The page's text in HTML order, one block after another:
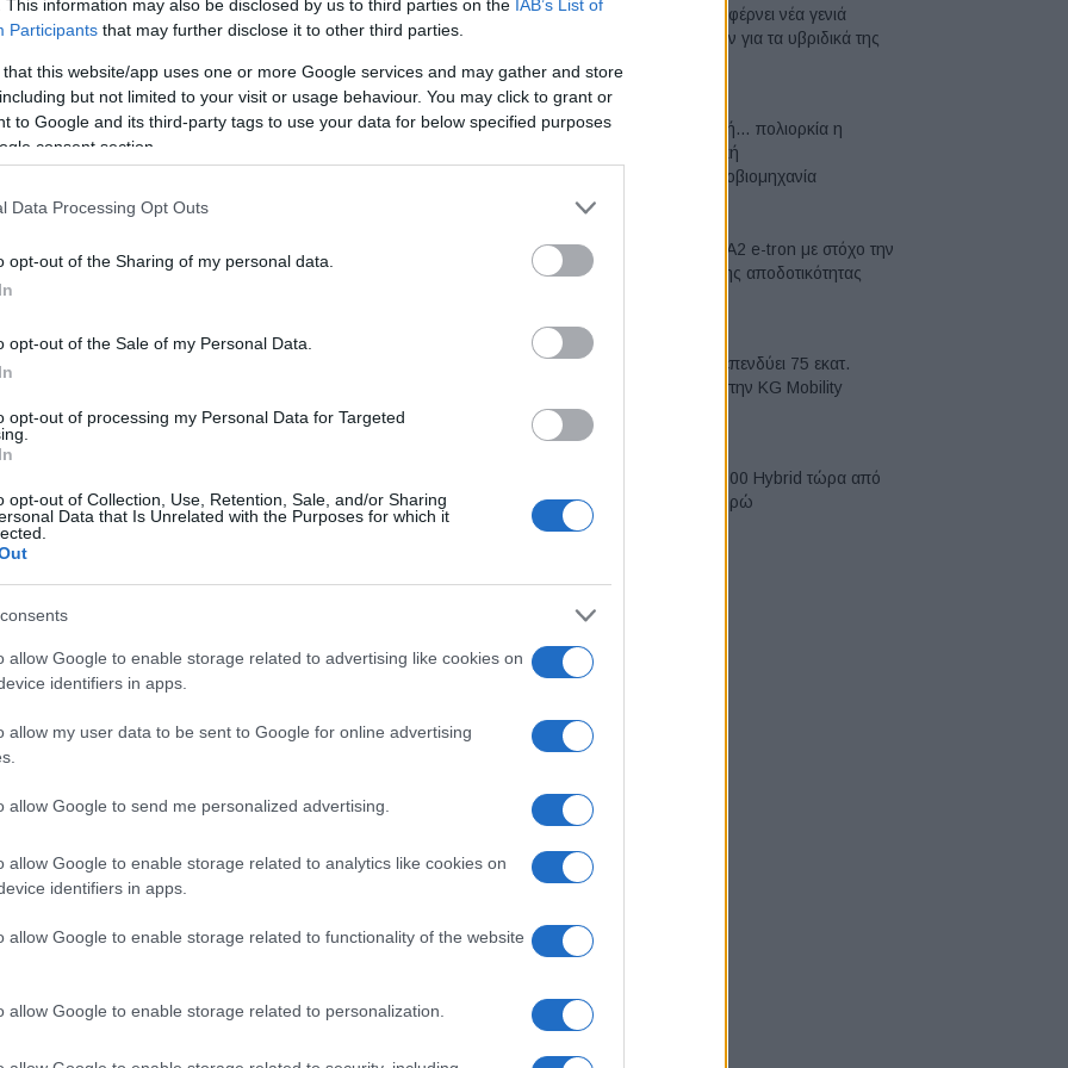
This information may also be disclosed by us to third parties on the IAB’s List of
Participants that may further disclose it to other third parties.
that this website/app uses one or more Google services and may gather and store
but not limited to your visit or usage behaviour. You may click to grant or
to Google and its third-party tags to use your data for below specified purposes
consent section.
Data Processing Opt Outs
opt-out of the Sharing of my personal data.
opt-out of the Sale of my Personal Data.
opt-out of processing my Personal Data for Targeted
opt-out of Collection, Use, Retention, Sale, and/or Sharing
Data that Is Unrelated with the Purposes for which it
allow Google to enable storage related to advertising like cookies on
identifiers in apps.
allow my user data to be sent to Google for online advertising
allow Google to send me personalized advertising.
allow Google to enable storage related to analytics like cookies on
identifiers in apps.
allow Google to enable storage related to functionality of the website
allow Google to enable storage related to personalization.
επιπλέον της αμιγώς ηλεκτρικής EQA, στο
A-Class Sedan, B-Class και το compact SUV GLA με
in hybrid εκδόσεις.
στο Rastatt παίζει πολύ σημαντικό ρόλο στην
για ουδέτερο ανθρακικό αποτύπωμα και την
της Mercedes Benz AG. Τα στελέχη των
τη θυγατρική της Mercedes-Benz στην πόλη
στην Πολωνική πόλη Jawor προετοιμάζεται και
ηλεκτρικά μοντέλα της Mercedes-EQ.
κατανάλωση σε μικτό κύκλο: 17,7 kWh/100 km,
(190 hp) και αυτονομία κατά WLTP 426 χιλιομέτρων,
έκδοση. Η EQA 250 με κίνηση στους μπροστινούς
και έναν πολύ πλούσιο βασικό εξοπλισμό όσον
Η Toyota φέρνει νέα γενιά
μπαταριών για τα υβριδικά της
Σε κινεζική… πολιορκία η
ευρωπαϊκή
αυτοκινητοβιομηχανία
Νέο Audi A2 e-tron με στόχο την
κορυφή της αποδοτικότητας
Η Chery επενδύει 75 εκατ.
δολάρια στην KG Mobility
Το FIAT 500 Hybrid τώρα από
18.990 ευρώ